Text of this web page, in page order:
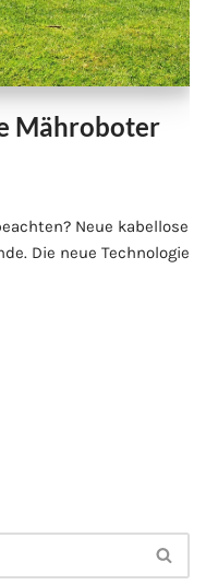
Mähroboter
Neue kabellose
Die neue Technologie